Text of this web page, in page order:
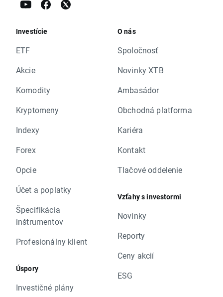
Investície
ETF
Akcie
Komodity
Kryptomeny
Indexy
Forex
Opcie
Účet a poplatky
Špecifikácia
inštrumentov
Profesionálny klient
Úspory
Investičné plány
O nás
Spoločnosť
Novinky XTB
Ambasádor
Obchodná platforma
Kariéra
Kontakt
Tlačové oddelenie
Vzťahy s investormi
Novinky
Reporty
Ceny akcií
ESG